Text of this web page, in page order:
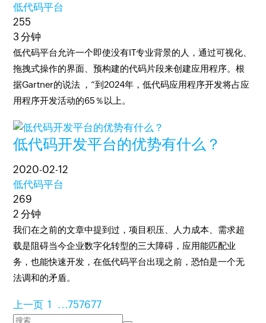
低代码平台
255
3 分钟
低代码平台允许一个即使没有IT专业背景的人，通过可视化、
拖拽式操作的界面、预构建的代码片段来创建应用程序。根
据Gartner的说法 ，“到2024年，低代码应用程序开发将占应
用程序开发活动的65％以上。
低代码开发平台的优势有什么？
2020-02-12
低代码平台
269
2 分钟
我们在之前的文章中提到过，项目积压、人力成本、需求超
载是阻碍当今企业数字化转型的三大障碍，应用能匹配业
务，也能快速开发，在低代码平台出现之前，恐怕是一个无
法调和的矛盾。
上一页1 ...757677